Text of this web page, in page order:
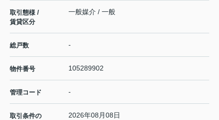
取引態様 /
賃貸区分
一般媒介 / 一般
総戸数 -
物件番号 105289902
管理コード -
取引条件の
2026年08月08日